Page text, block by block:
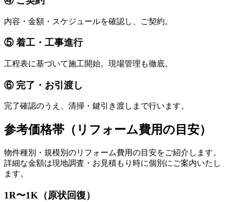
内容・金額・スケジュールを確認し、ご契約。
⑤ 着工・工事進行
工程表に基づいて施工開始。現場管理も徹底。
⑥ 完了・お引渡し
完了確認のうえ、清掃・鍵引き渡しまで行います。
参考価格帯（リフォーム費用の目安）
物件種別・規模別のリフォーム費用の目安をご紹介します。
詳細な金額は現地調査・お見積もり時に個別にご案内いたし
ます。
1R〜1K（原状回復）